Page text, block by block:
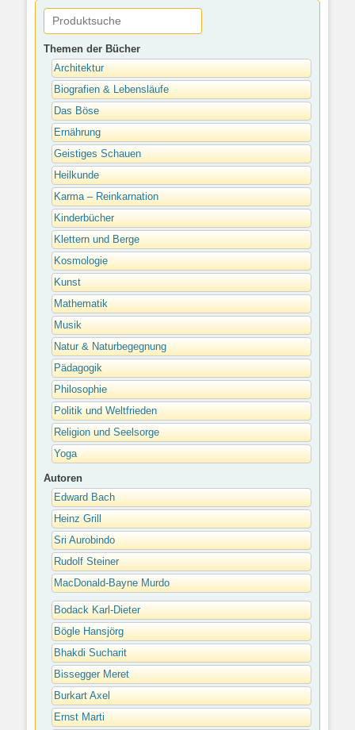
Themen der Bücher
Architektur
Biografien & Lebensläufe
Das Böse
Ernährung
Geistiges Schauen
Heilkunde
Karma – Reinkarnation
Kinderbücher
Klettern und Berge
Kosmologie
Kunst
Mathematik
Musik
Natur & Naturbegegnung
Pädagogik
Philosophie
Politik und Weltfrieden
Religion und Seelsorge
Yoga
Autoren
Edward Bach
Heinz Grill
Sri Aurobindo
Rudolf Steiner
MacDonald-Bayne Murdo
Bodack Karl-Dieter
Bögle Hansjörg
Bhakdi Sucharit
Bissegger Meret
Burkart Axel
Ernst Marti